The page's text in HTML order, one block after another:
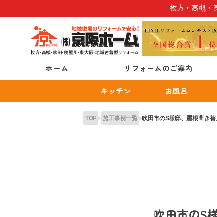
to
枚方・高槻・
ホーム リフォームのご案内
キッチン お風呂
TOP 施工事例一覧 吹田市のS様邸、屋根葺き